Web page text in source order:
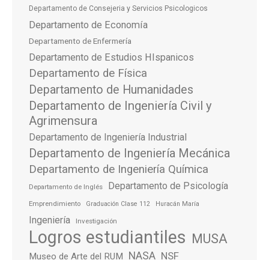
Departamento de Consejeria y Servicios Psicologicos
Departamento de Economía
Departamento de Enfermería
Departamento de Estudios HIspanicos
Departamento de Física
Departamento de Humanidades
Departamento de Ingeniería Civil y
Agrimensura
Departamento de Ingeniería Industrial
Departamento de Ingeniería Mecánica
Departamento de Ingeniería Química
Departamento de Inglés Departamento de Psicología
Emprendimiento Graduación Clase 112 Huracán María
Ingeniería Investigación
Logros estudiantiles MUSA
Museo de Arte del RUM NASA NSF